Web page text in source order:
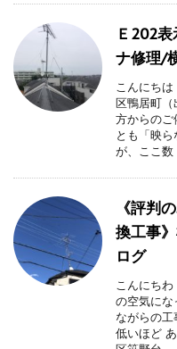
Ｅ202
ナ修理/
こんにち
区鴨居町
方からのご
とも「映
が、ここ数
《評判
換工事
ログ
こんにち
の空気にな
ながらの
低いほど